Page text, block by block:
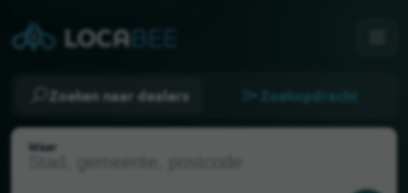
Zoeken naar dealers Zoekopdracht
Waar